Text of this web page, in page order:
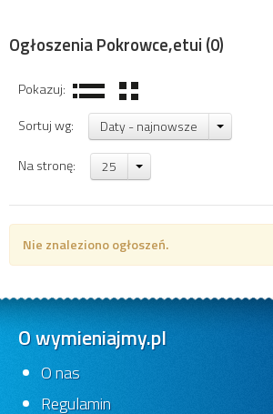
Ogłoszenia Pokrowce,etui (0)
Pokazuj:
Sortuj wg:
Daty - najnowsze
Na stronę: 25
Nie znaleziono ogłoszeń.
O wymieniajmy.pl
O nas
Regulamin